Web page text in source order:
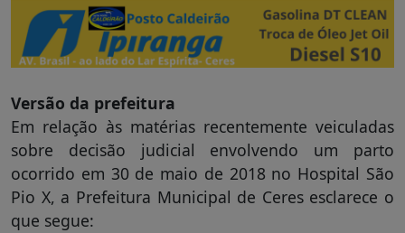
Versão da prefeitura
Em relação às matérias recentemente veiculadas
sobre decisão judicial envolvendo um parto
ocorrido em 30 de maio de 2018 no Hospital São
Pio X, a Prefeitura Municipal de Ceres esclarece o
que segue: